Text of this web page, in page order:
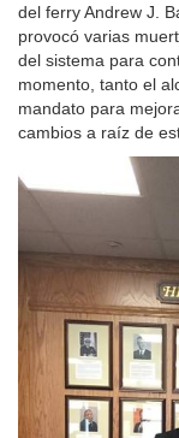
del ferry Andrew J.
provocó varias
del sistema para
momento, tanto el
mandato para
cambios a raíz de